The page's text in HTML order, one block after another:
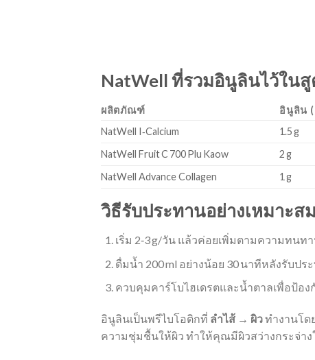
NatWell ที่รวมอินูลินไว้ใน
ผลิตภัณฑ์ อินูลิน
NatWell I‑Calcium
1.5 g
NatWell Fruit C 700 Plu Kaow
2 g
NatWell Advance Collagen
1 g
วิธีรับประทานอย่างเหมาะสม
เริ่ม 2‑3 g/วัน แล้วค่อยเพิ่มตามความทนท
ดื่มน้ำ 200 ml อย่างน้อย 30 นาทีหลังรับป
ควบคุมคาร์โบไฮเดรตและน้ำตาลเพื่อป้อง
อินูลินเป็นพรีไบโอติกที่ ลำไส้ → ผิวทำงานโด
ความชุ่มชื้นให้ผิว ทำให้คุณมีผิวสว่างกระจ่าง